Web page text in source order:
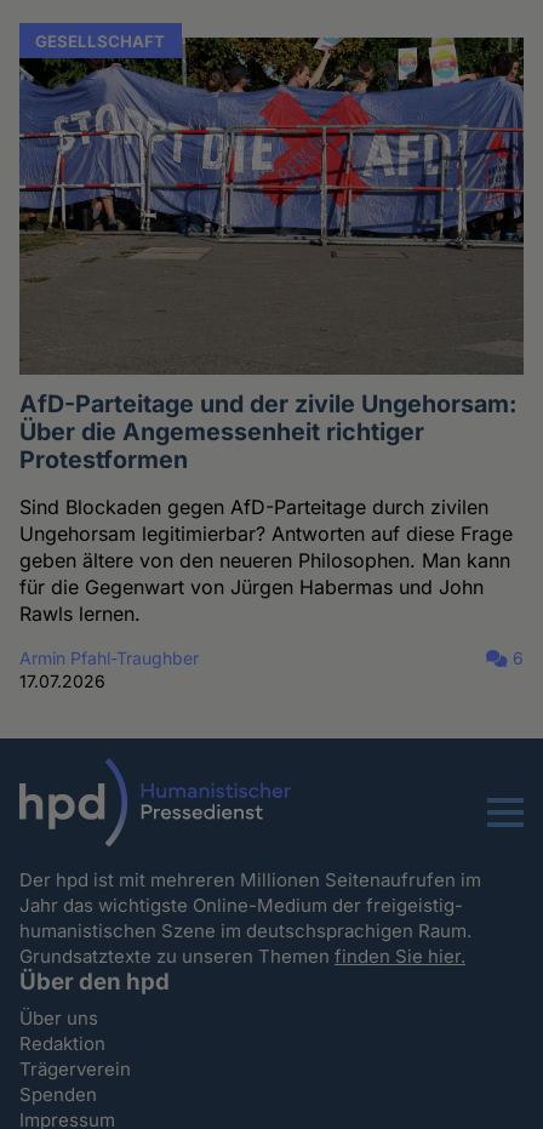
GESELLSCHAFT
AfD-Parteitage und der zivile Ungehorsam:
Über die Angemessenheit richtiger
Protestformen
Sind Blockaden gegen AfD-Parteitage durch zivilen
Ungehorsam legitimierbar? Antworten auf diese Frage
geben ältere von den neueren Philosophen. Man kann
für die Gegenwart von Jürgen Habermas und John
Rawls lernen.
Armin Pfahl-Traughber
17.07.2026
6
Menu
Der hpd ist mit mehreren Millionen Seitenaufrufen im
Jahr das wichtigste Online-Medium der freigeistig-
humanistischen Szene im deutschsprachigen Raum.
Grundsatztexte zu unseren Themenfinden Sie hier.
Über den hpd
Über uns
Redaktion
Trägerverein
Spenden
Impressum